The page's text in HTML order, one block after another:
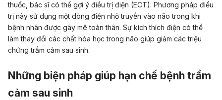
thuốc, bác sĩ có thể gợi ý điều trị điện (ECT). Phương pháp điều
trị này sử dụng một dòng điện nhỏ truyền vào não trong khi
bệnh nhân được gây mê toàn thân. Sự kích thích điện có thể
làm thay đổi các chất hóa học trong não giúp giảm các triệu
chứng trầm cảm sau sinh.
Những biện pháp giúp hạn chế bệnh trầm
cảm sau sinh